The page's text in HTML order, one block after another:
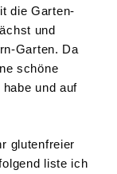
die Garten-
und
Garten. Da
schöne
und auf
glutenfreier
liste ich